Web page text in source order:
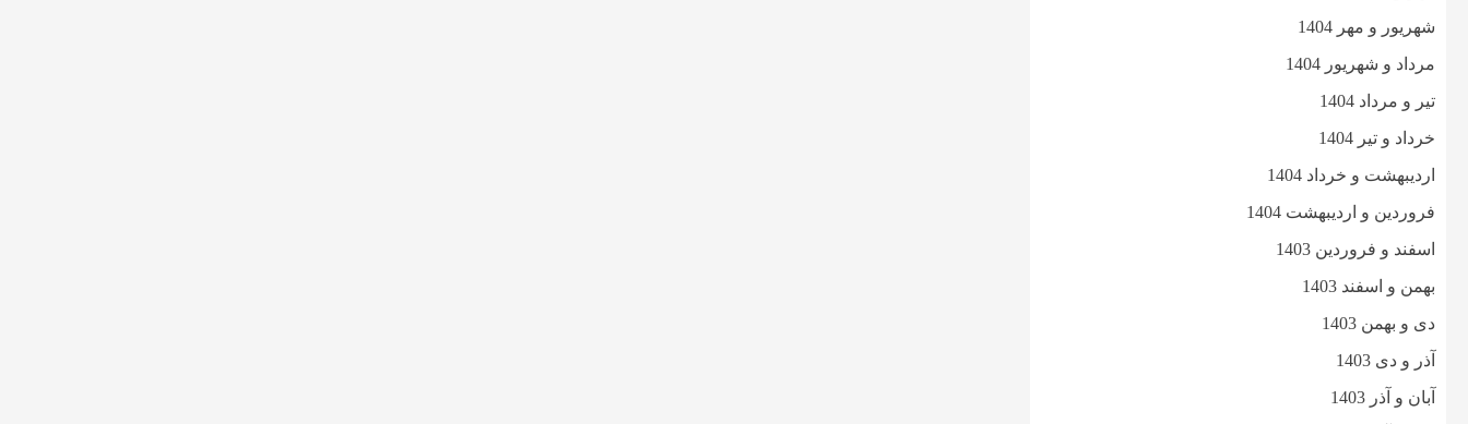
شهریور و مهر 1404
مرداد و شهریور 1404
تیر و مرداد 1404
خرداد و تیر 1404
اردیبهشت و خرداد 1404
فروردین و اردیبهشت 1404
اسفند و فروردین 1403
بهمن و اسفند 1403
دی و بهمن 1403
آذر و دی 1403
آبان و آذر 1403